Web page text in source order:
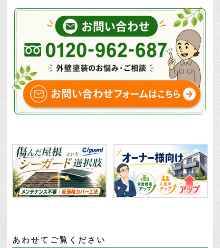
あわせてご覧ください